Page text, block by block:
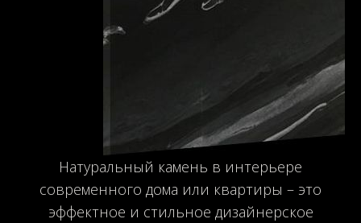
Натуральный камень в интерьере
современного дома или квартиры – это
эффектное и стильное дизайнерское